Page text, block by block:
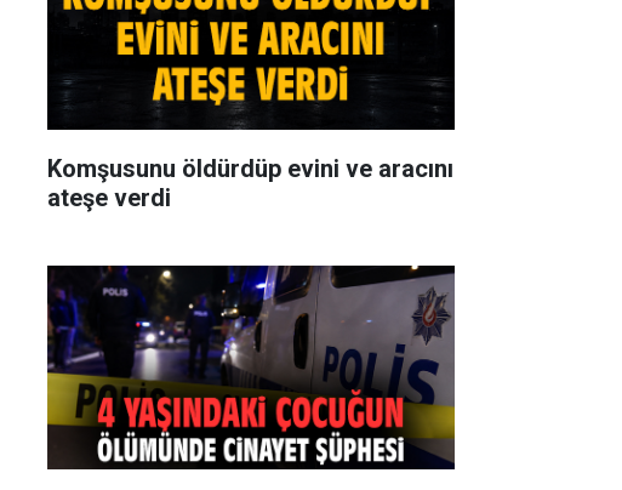
Komşusunu öldürdüp evini ve aracını
ateşe verdi